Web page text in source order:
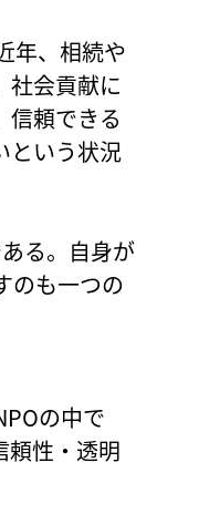
年、相続や
社会貢献に
信頼できる
という状況
る。自身が
のも一つの
の中で
頼性・透明